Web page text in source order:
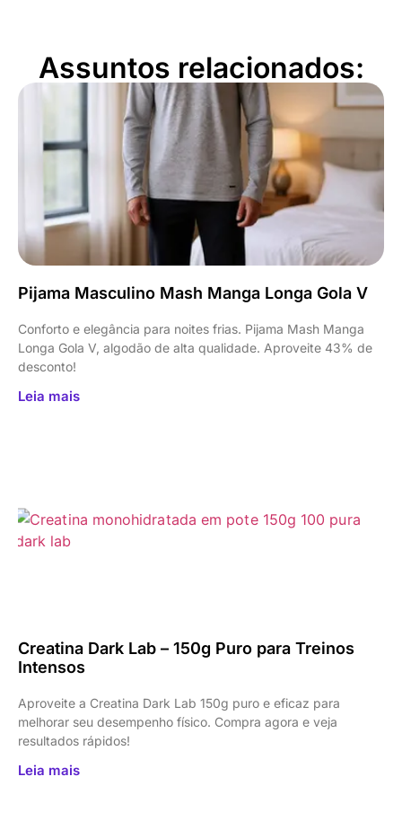
Assuntos relacionados:
Pijama Masculino Mash Manga Longa Gola V
Conforto e elegância para noites frias. Pijama Mash Manga
Longa Gola V, algodão de alta qualidade. Aproveite 43% de
desconto!
Leia mais
Creatina Dark Lab – 150g Puro para Treinos
Intensos
Aproveite a Creatina Dark Lab 150g puro e eficaz para
melhorar seu desempenho físico. Compra agora e veja
resultados rápidos!
Leia mais